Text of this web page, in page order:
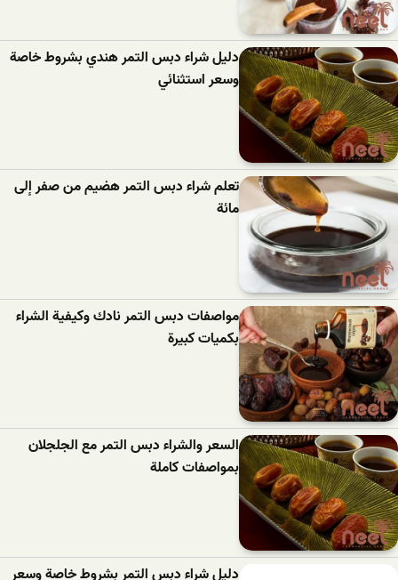
دليل شراء دبس التمر هندي بشروط خاصة
وسعر استثنائي
تعلم شراء دبس التمر هضيم من صفر إلى
مائة
مواصفات دبس التمر نادك وكيفية الشراء
بكميات كبيرة
السعر والشراء دبس التمر مع الجلجلان
بمواصفات كاملة
دليل شراء دبس التمر بشروط خاصة وسعر